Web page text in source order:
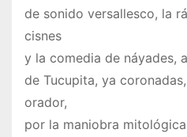
de sonido versallesco, la
cisnes
y la comedia de náyades,
de Tucupita, ya
orador,
por la maniobra